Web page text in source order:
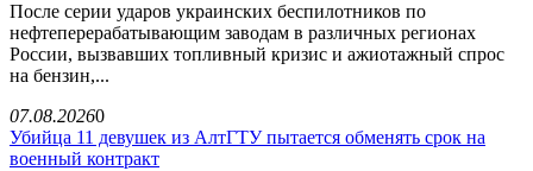
После серии ударов украинских беспилотников по
нефтеперерабатывающим заводам в различных регионах
России, вызвавших топливный кризис и ажиотажный спрос
на бензин,...
07.08.20260
Убийца 11 девушек из АлтГТУ пытается обменять срок на
военный контракт